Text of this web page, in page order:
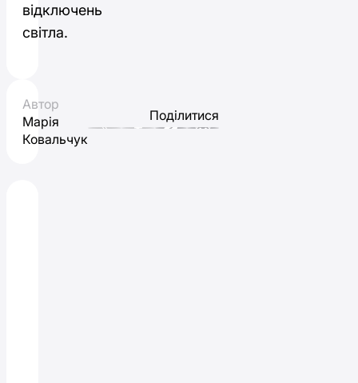
відключень
світла.
Автор
Марія
Ковальчук
Поділитися